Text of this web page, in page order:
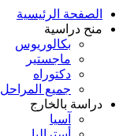
الصفحة الرئيسية
منح دراسية
بكالوريوس
ماجستير
دكتوراه
جميع المراحل
دراسة بالخارج
آسيا